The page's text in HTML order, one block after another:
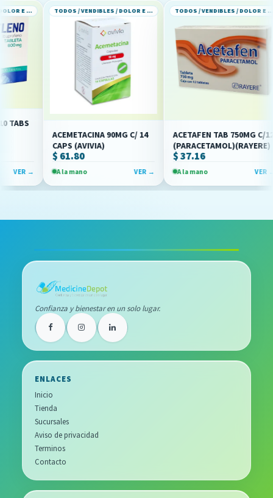
TODOS / VENDIBLES / DOLOR E INFLAMACION
→
TODOS / VENDIBLES / DOLOR E INFLAMACION
ACEMETACINA 90MG C/ 14
CAPS (AVIVIA)
$ 61.80
A la mano VER →
TODOS / VENDIBLES / DOLOR E INFLAMACION
ACETAFEN TAB 750MG C/12
(PARACETAMOL)(RAYERE)
$ 37.16
A la mano VER →
Confianza y bienestar en un solo lugar.
ENLACES
Inicio
Tienda
Sucursales
Aviso de privacidad
Terminos
Contacto